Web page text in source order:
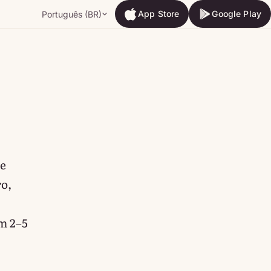
Português (BR) App Store
App Store
Google Play
Google Play
2–5